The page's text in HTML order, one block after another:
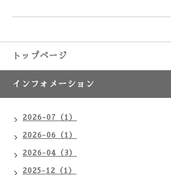
トップページ
インフォメーション
2026-07（1）
2026-06（1）
2026-04（3）
2025-12（1）